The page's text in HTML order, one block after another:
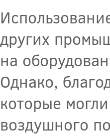
других
на
Однако,
которые
воздушного